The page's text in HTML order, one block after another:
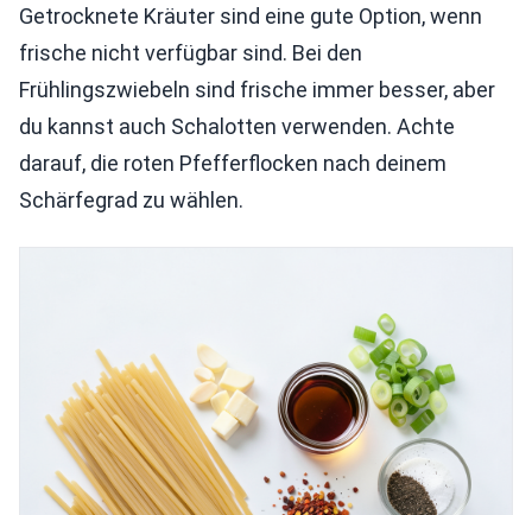
Getrocknete Kräuter sind eine gute Option, wenn
frische nicht verfügbar sind. Bei den
Frühlingszwiebeln sind frische immer besser, aber
du kannst auch Schalotten verwenden. Achte
darauf, die roten Pfefferflocken nach deinem
Schärfegrad zu wählen.